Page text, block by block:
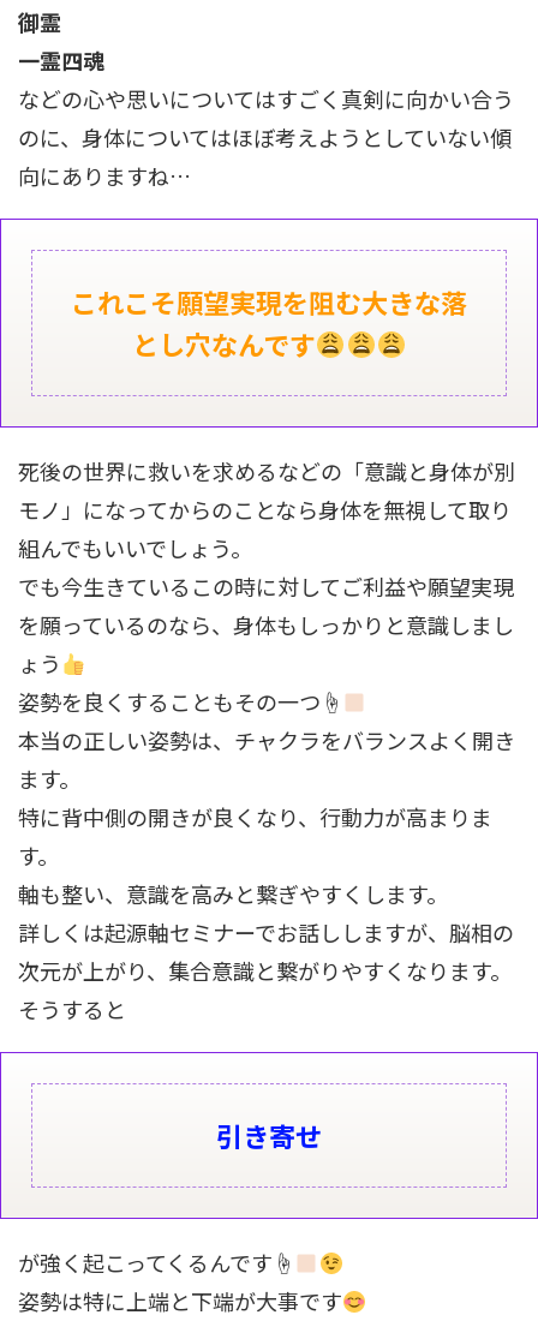
御霊
一霊四魂
などの心や思いについてはすごく真剣に向かい合う
のに、身体についてはほぼ考えようとしていない傾
向にありますね…
これこそ願望実現を阻む大きな落
とし穴なんです
死後の世界に救いを求めるなどの「意識と身体が別
モノ」になってからのことなら身体を無視して取り
組んでもいいでしょう。
でも今生きているこの時に対してご利益や願望実現
を願っているのなら、身体もしっかりと意識しまし
ょう
姿勢を良くすることもその一つ☝
本当の正しい姿勢は、チャクラをバランスよく開き
ます。
特に背中側の開きが良くなり、行動力が高まりま
す。
軸も整い、意識を高みと繋ぎやすくします。
詳しくは起源軸セミナーでお話ししますが、脳相の
次元が上がり、集合意識と繋がりやすくなります。
そうすると
引き寄せ
が強く起こってくるんです☝
姿勢は特に上端と下端が大事です